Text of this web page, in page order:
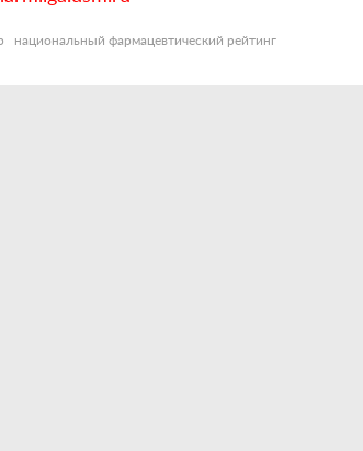
национальный фармацевтический рейтинг